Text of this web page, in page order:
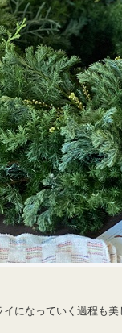
になっていく過程も